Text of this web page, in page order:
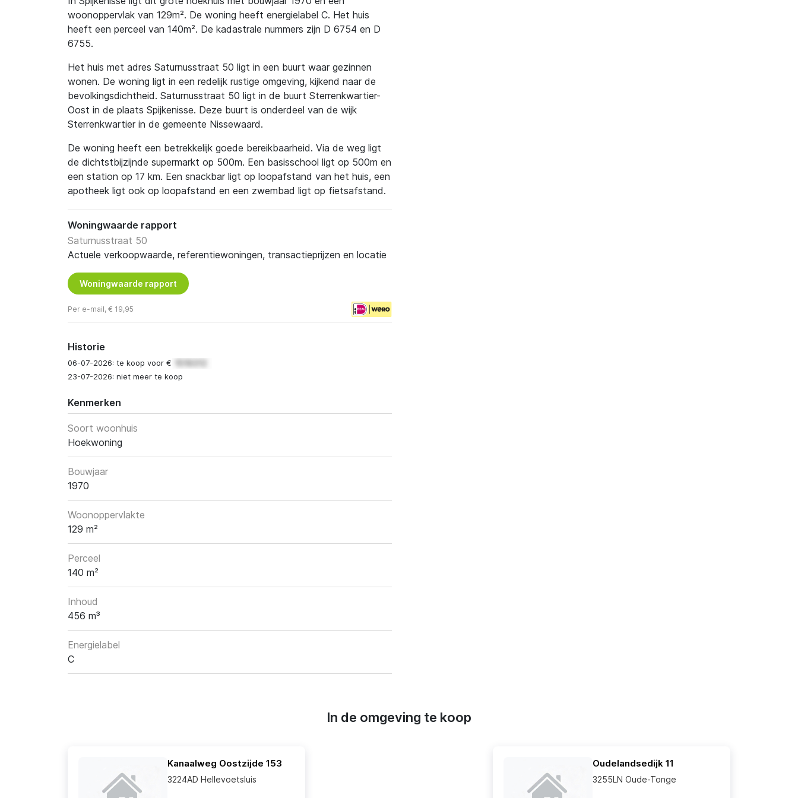
woonoppervlak van 129m². De woning heeft energielabel C. Het huis
heeft een perceel van 140m². De kadastrale nummers zijn D 6754 en D
6755.
Het huis met adres Saturnusstraat 50 ligt in een buurt waar gezinnen
wonen. De woning ligt in een redelijk rustige omgeving, kijkend naar de
bevolkingsdichtheid. Saturnusstraat 50 ligt in de buurt Sterrenkwartier-
Oost in de plaats Spijkenisse. Deze buurt is onderdeel van de wijk
Sterrenkwartier in de gemeente Nissewaard.
De woning heeft een betrekkelijk goede bereikbaarheid. Via de weg ligt
de dichtstbijzijnde supermarkt op 500m. Een basisschool ligt op 500m en
een station op 17 km. Een snackbar ligt op loopafstand van het huis, een
apotheek ligt ook op loopafstand en een zwembad ligt op fietsafstand.
Woningwaarde rapport
Saturnusstraat 50
Actuele verkoopwaarde, referentiewoningen, transactieprijzen en locatie
Woningwaarde rapport
Per e-mail, € 19,95
Historie
06-07-2026: te koop voor €
23-07-2026: niet meer te koop
Kenmerken
Soort woonhuis
Hoekwoning
Bouwjaar
1970
Woonoppervlakte
129 m²
Perceel
140 m²
Inhoud
456 m³
Energielabel
C
In de omgeving te koop
Kanaalweg Oostzijde 153
3224AD Hellevoetsluis
Oudelandsedijk 11
3255LN Oude-Tonge